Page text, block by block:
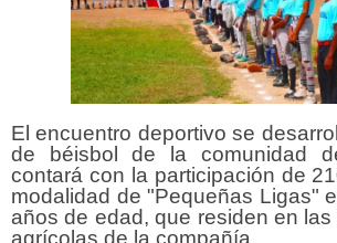
El encuentro deportivo se
de béisbol de la comunidad
contará con la participación de
modalidad de "Pequeñas Ligas"
años de edad, que residen en
agrícolas de la compañía.